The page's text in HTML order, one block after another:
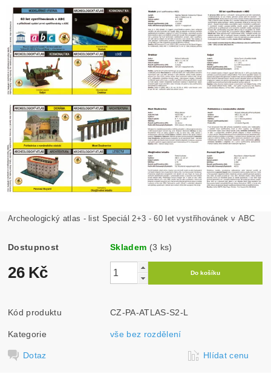
Archeologický atlas - list Speciál 2+3 - 60 let vystřihovánek v ABC
Dostupnost Skladem (3 ks)
26 Kč
Kód produktu CZ-PA-ATLAS-S2-L
Kategorie vše bez rozdělení
Dotaz Hlídat cenu